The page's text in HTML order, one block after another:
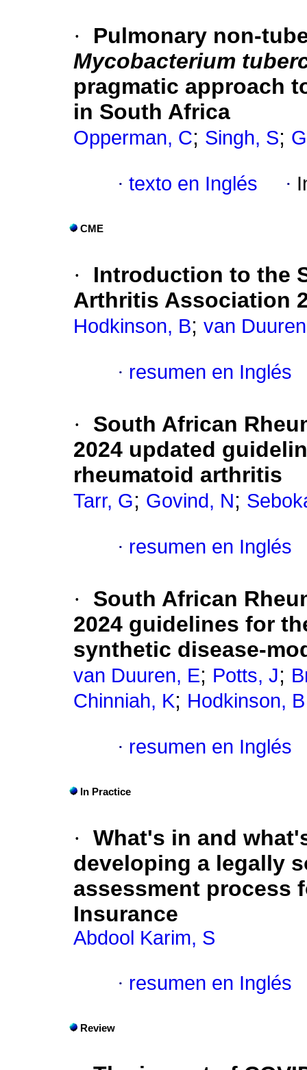
·
Pulmonary non-
Mycobacterium
pragmatic approach
in South Africa
Opperman, C; Singh, S;
· texto en Inglés ·
CME
·
Introduction to the
Arthritis Association
Hodkinson, B; van
· resumen en Inglés
·
South African
2024 updated
rheumatoid arthritis
Tarr, G; Govind, N;
· resumen en Inglés
·
South African
2024 guidelines for
synthetic disease-
van Duuren, E; Potts, J;
Chinniah, K; Hodkinson, B
· resumen en Inglés
In Practice
· What's in and
developing a legally
assessment process
Insurance
Abdool Karim, S
· resumen en Inglés
Review